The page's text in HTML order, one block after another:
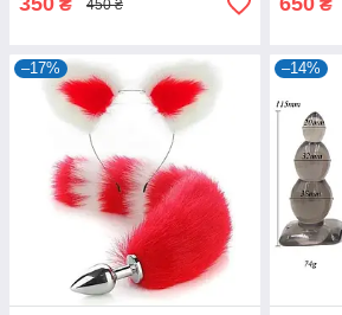
₴ 450 ₴ ₴
–17% –14%